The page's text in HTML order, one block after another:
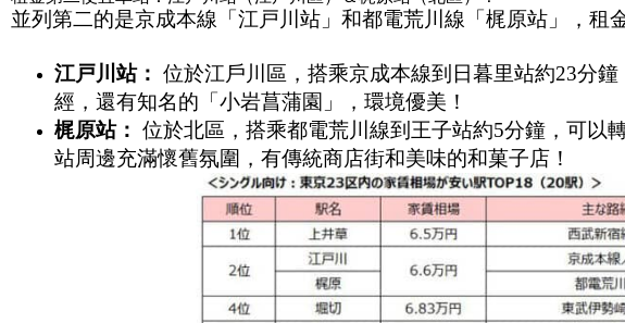
並列第二的是京成本線「江戸川站」和都電荒川線「梶原站」，租
江戸川站： 位於江戶川區，搭乘京成本線到日暮里站約23分
經，還有知名的「小岩菖蒲園」，環境優美！
梶原站： 位於北區，搭乘都電荒川線到王子站約5分鐘，可以
站周邊充滿懷舊氛圍，有傳統商店街和美味的和菓子店！